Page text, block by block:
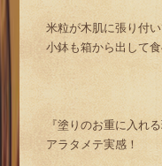
米粒が木肌に張り付
小鉢も箱から出して
『塗りのお重に入れ
アラタメテ実感！